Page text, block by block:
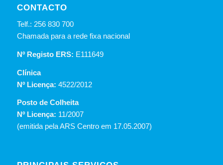
CONTACTO
Telf.: 256 830 700
Chamada para a rede fixa nacional
Nº Registo ERS: E111649
Clínica
Nº Licença: 4522/2012
Posto de Colheita
Nº Licença: 11/2007
(emitida pela ARS Centro em 17.05.2007)